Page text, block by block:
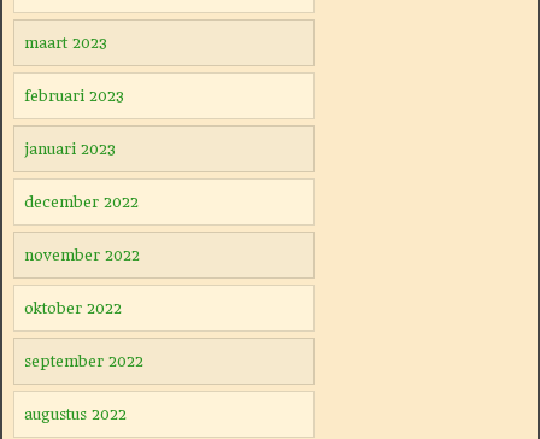
maart 2023
februari 2023
januari 2023
december 2022
november 2022
oktober 2022
september 2022
augustus 2022